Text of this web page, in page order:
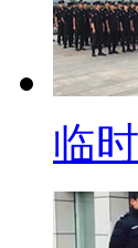
临